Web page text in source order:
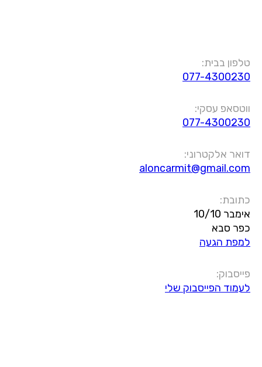
טלפון בבית:
077-4300230
ווטסאפ עסקי:
077-4300230
דואר אלקטרוני:
aloncarmit@gmail.com
כתובת:
אימבר 10/10
כפר סבא
למפת הגעה
פייסבוק:
לעמוד הפייסבוק שלי